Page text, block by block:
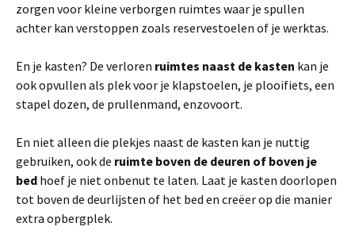
zorgen voor kleine verborgen ruimtes waar je spullen
achter kan verstoppen zoals reservestoelen of je werktas.
En je kasten? De verloren ruimtes naast de kasten kan je
ook opvullen als plek voor je klapstoelen, je plooifiets, een
stapel dozen, de prullenmand, enzovoort.
En niet alleen die plekjes naast de kasten kan je nuttig
gebruiken, ook de ruimte boven de deuren of boven je
bed hoef je niet onbenut te laten. Laat je kasten doorlopen
tot boven de deurlijsten of het bed en creëer op die manier
extra opbergplek.